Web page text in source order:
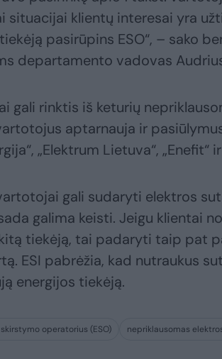
situacijai klientų interesai yra
pasirūpins ESO“, – sako
departamento vadovas
gali rinktis iš keturių
aptarnauja ir
„Elektrum Lietuva“, „Enefit“
gali sudaryti elektros
galima keisti. Jeigu klientai
tiekėją, tai padaryti taip pat
ESI pabrėžia, kad nutraukus
energijos tiekėją.
operatorius (ESO) nepriklausomas